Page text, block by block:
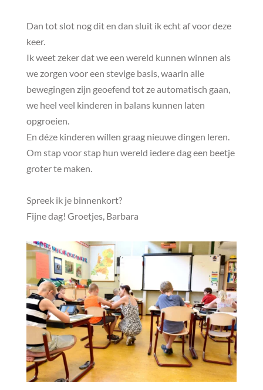
Dan tot slot nog dit en dan sluit ik echt af voor deze
keer.
Ik weet zeker dat we een wereld kunnen winnen als
we zorgen voor een stevige basis, waarin alle
bewegingen zijn geoefend tot ze automatisch gaan,
we heel veel kinderen in balans kunnen laten
opgroeien.
En déze kinderen wíllen graag nieuwe dingen leren.
Om stap voor stap hun wereld iedere dag een beetje
groter te maken.
Spreek ik je binnenkort?
Fijne dag! Groetjes, Barbara